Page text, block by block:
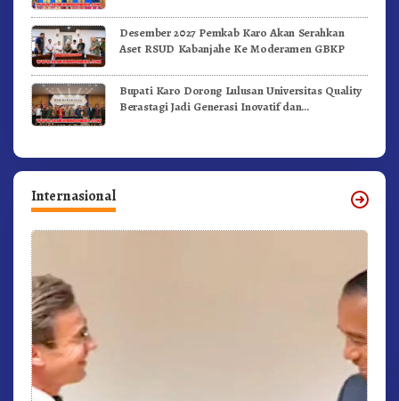
Desember 2027 Pemkab Karo Akan Serahkan
Aset RSUD Kabanjahe Ke Moderamen GBKP
Bupati Karo Dorong Lulusan Universitas Quality
Berastagi Jadi Generasi Inovatif dan
Internasional